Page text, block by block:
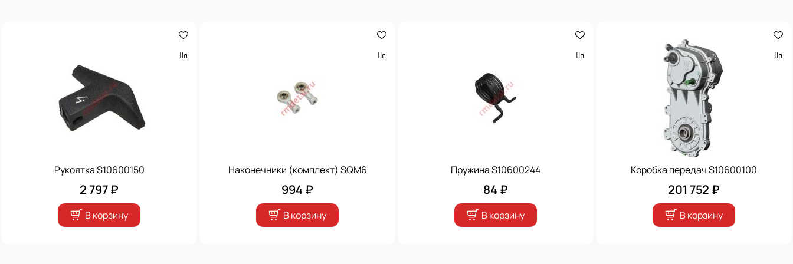
Рукоятка S10600150
2 797 ₽
В корзину
Наконечники (комплект) SQM6
994 ₽
В корзину
Пружина S10600244
84 ₽
В корзину
Коробка передач S10600100
201 752 ₽
В корзину